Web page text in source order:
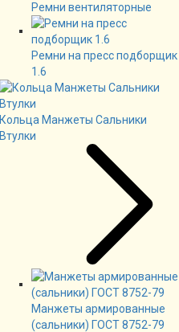
Ремни вентиляторные
Ремни на пресс подборщик
1.6
Кольца Манжеты Сальники
Втулки
Манжеты армированные
(сальники) ГОСТ 8752-79